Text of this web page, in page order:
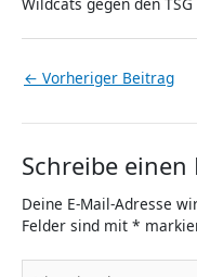
← Vorheriger Beitrag
Schreibe
Deine E-Mail-Adresse
Felder sind mit *